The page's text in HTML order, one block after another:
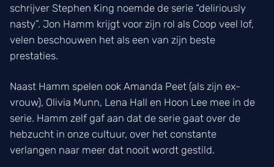
schrijver Stephen King noemde de serie “deliriously
nasty”. Jon Hamm krijgt voor zijn rol als Coop veel lof,
velen beschouwen het als een van zijn beste
prestaties.
Naast Hamm spelen ook Amanda Peet (als zijn ex-
vrouw), Olivia Munn, Lena Hall en Hoon Lee mee in de
serie. Hamm zelf gaf aan dat de serie gaat over de
hebzucht in onze cultuur, over het constante
verlangen naar meer dat nooit wordt gestild.